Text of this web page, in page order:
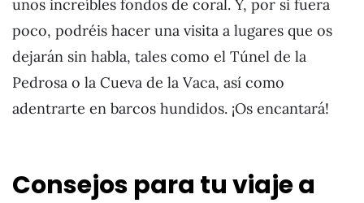
unos increíbles fondos de coral. Y, por si fuera
poco, podréis hacer una visita a lugares que os
dejarán sin habla, tales como el Túnel de la
Pedrosa o la Cueva de la Vaca, así como
adentrarte en barcos hundidos. ¡Os encantará!
Consejos para tu viaje a